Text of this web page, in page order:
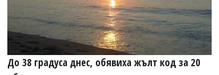
До 38 градуса днес, обявиха жълт код за 20